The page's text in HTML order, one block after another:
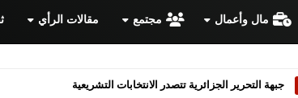
مال وأعمال مجتمع مقالات الرأي
ستارمر يعلن استقالته من رئاسة الحكومة البريطانية